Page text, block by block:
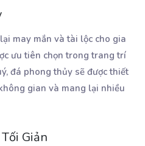
may mắn và tài lộc cho gia
ưu tiên chọn trong trang trí
đá phong thủy sẽ được thiết
gian và mang lại nhiều
Giản